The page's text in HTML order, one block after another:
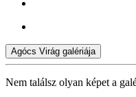
Agócs Virág galériája
Nem találsz olyan képet a